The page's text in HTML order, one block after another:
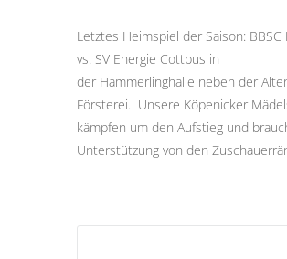
Letztes Heimspiel der Saison: BBSC
vs. SV Energie Cottbus in
der Hämmerlinghalle neben der
Försterei. Unsere Köpenicker
kämpfen um den Aufstieg und
Unterstützung von den